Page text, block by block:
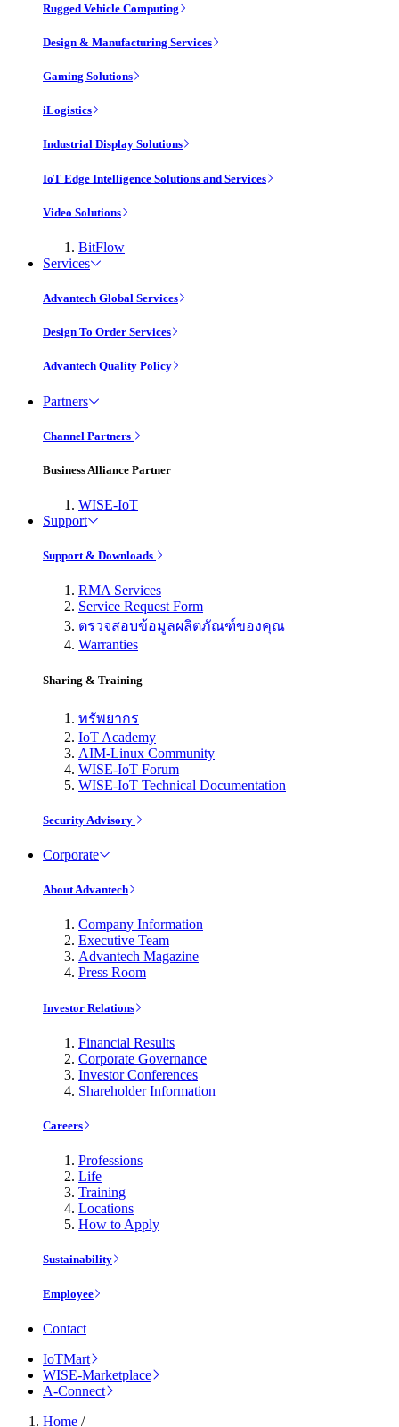
Rugged Vehicle Computing
Design & Manufacturing Services
Gaming Solutions
iLogistics
Industrial Display Solutions
IoT Edge Intelligence Solutions and Services
Video Solutions
BitFlow
Services
Advantech Global Services
Design To Order Services
Advantech Quality Policy
Partners
Channel Partners
Business Alliance Partner
WISE-IoT
Support
Support & Downloads
RMA Services
Service Request Form
ตรวจสอบข้อมูลผลิตภัณฑ์ของคุณ
Warranties
Sharing & Training
ทรัพยากร
IoT Academy
AIM-Linux Community
WISE-IoT Forum
WISE-IoT Technical Documentation
Security Advisory
Corporate
About Advantech
Company Information
Executive Team
Advantech Magazine
Press Room
Investor Relations
Financial Results
Corporate Governance
Investor Conferences
Shareholder Information
Careers
Professions
Life
Training
Locations
How to Apply
Sustainability
Employee
Contact
IoTMart
WISE-Marketplace
A-Connect
Home /